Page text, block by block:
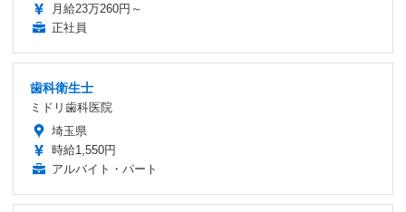
月給23万260円～
正社員
歯科衛生士
ミドリ歯科医院
埼玉県
時給1,550円
アルバイト・パート